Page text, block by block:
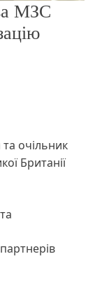
МЗС
очільник
Британії